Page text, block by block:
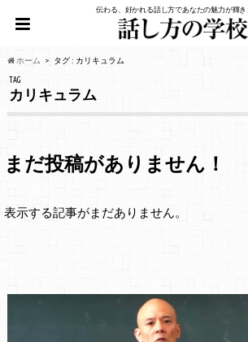
伝わる、好かれる話し方であなたの魅力が輝き
ホーム タグ : カリキュラム
TAG
カリキュラム
まだ投稿がありません！
表示する記事がまだありません。